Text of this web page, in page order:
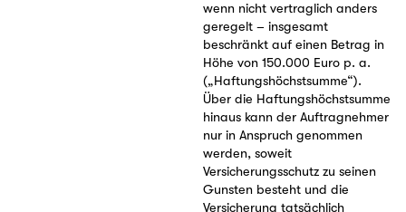
wenn nicht vertraglich anders
geregelt – insgesamt
beschränkt auf einen Betrag in
Höhe von 150.000 Euro p. a.
(„Haftungshöchstsumme“).
Über die Haftungshöchstsumme
hinaus kann der Auftragnehmer
nur in Anspruch genommen
werden, soweit
Versicherungsschutz zu seinen
Gunsten besteht und die
Versicherung tatsächlich